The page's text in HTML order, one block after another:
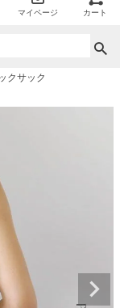
マイページ カート
クサック